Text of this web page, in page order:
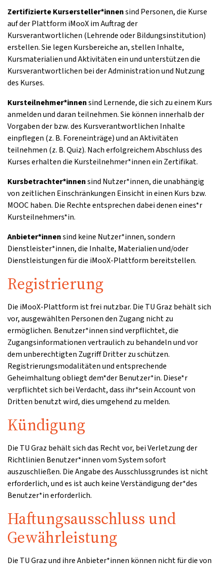
Zertifizierte Kursersteller*innensind Personen, die Kurse
auf der Plattform iMooX im Auftrag der
Kursverantwortlichen (Lehrende oder Bildungsinstitution)
erstellen. Sie legen Kursbereiche an, stellen Inhalte,
Kursmaterialien und Aktivitäten ein und unterstützen die
Kursverantwortlichen bei der Administration und Nutzung
des Kurses.
Kursteilnehmer*innensind Lernende, die sich zu einem Kurs
anmelden und daran teilnehmen. Sie können innerhalb der
Vorgaben der bzw. des Kursverantwortlichen Inhalte
einpflegen (z. B. Foreneinträge) und an Aktivitäten
teilnehmen (z. B. Quiz). Nach erfolgreichem Abschluss des
Kurses erhalten die Kursteilnehmer*innen ein Zertifikat.
Kursbetrachter*innensind Nutzer*innen, die unabhängig
von zeitlichen Einschränkungen Einsicht in einen Kurs bzw.
MOOC haben. Die Rechte entsprechen dabei denen eines*r
Kursteilnehmers*in.
Anbieter*innensind keine Nutzer*innen, sondern
Dienstleister*innen, die Inhalte, Materialien und/oder
Dienstleistungen für die iMooX-Plattform bereitstellen.
Registrierung
Die iMooX-Plattform ist frei nutzbar. Die TU Graz behält sich
vor, ausgewählten Personen den Zugang nicht zu
ermöglichen. Benutzer*innen sind verpflichtet, die
Zugangsinformationen vertraulich zu behandeln und vor
dem unberechtigten Zugriff Dritter zu schützen.
Registrierungsmodalitäten und entsprechende
Geheimhaltung obliegt dem*der Benutzer*in. Diese*r
verpflichtet sich bei Verdacht, dass ihr*sein Account von
Dritten benutzt wird, dies umgehend zu melden.
Kündigung
Die TU Graz behält sich das Recht vor, bei Verletzung der
Richtlinien Benutzer*innen vom System sofort
auszuschließen. Die Angabe des Ausschlussgrundes ist nicht
erforderlich, und es ist auch keine Verständigung der*des
Benutzer*in erforderlich.
Haftungsausschluss und
Gewährleistung
Die TU Graz und ihre Anbieter*innen können nicht für die von